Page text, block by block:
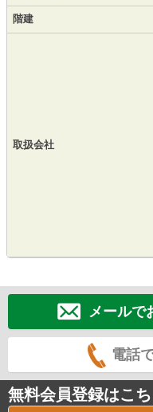
階建
取扱会社
メールで
電話
無料会員登録はこ